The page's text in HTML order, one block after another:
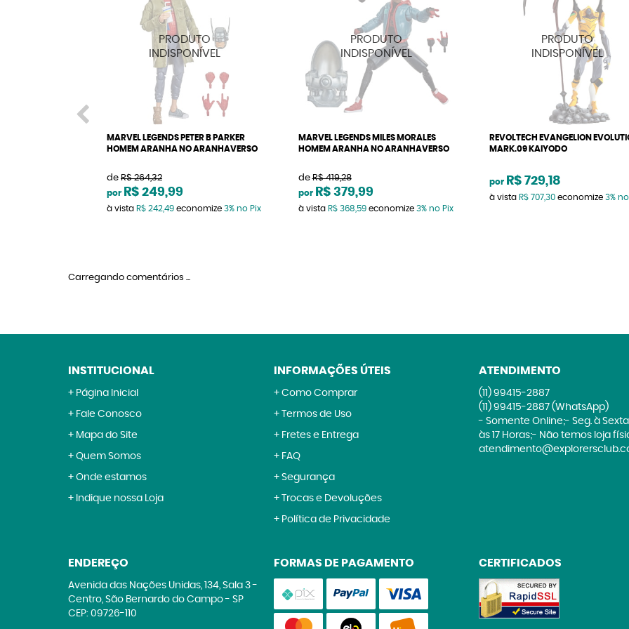
MARVEL LEGENDS PETER B PARKER
HOMEM ARANHA NO ARANHAVERSO
de R$ 264,32
por R$ 249,99
à vista R$ 242,49 economize 3% no Pix
MARVEL LEGENDS MILES MORALES
HOMEM ARANHA NO ARANHAVERSO
de R$ 419,28
por R$ 379,99
à vista R$ 368,59economize 3% no Pix
REVOLTECH EVANGELION
MARK.09 KAIYODO
por R$ 729,18
à vista R$ 707,30 economize 3% no
Carregando comentários ...
INSTITUCIONAL
Página Inicial
Fale Conosco
Mapa do Site
Quem Somos
Onde estamos
Indique nossa Loja
INFORMAÇÕES ÚTEIS
Como Comprar
Termos de Uso
Fretes e Entrega
FAQ
Segurança
Trocas e Devoluções
Política de Privacidade
ATENDIMENTO
(11) 99415-2887
(11) 99415-2887 (WhatsApp)
- Somente Online;- Seg. à Sexta
às 17 Horas;- Não temos loja
ENDEREÇO
Avenida das Nações Unidas, 134, Sala 3-
Centro, São Bernardo do Campo- SP
CEP: 09726-110
FORMAS DE PAGAMENTO CERTIFICADOS